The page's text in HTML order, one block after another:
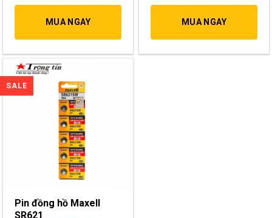
MUA NGAY MUA NGAY
Pin đồng hồ Maxell
SR621